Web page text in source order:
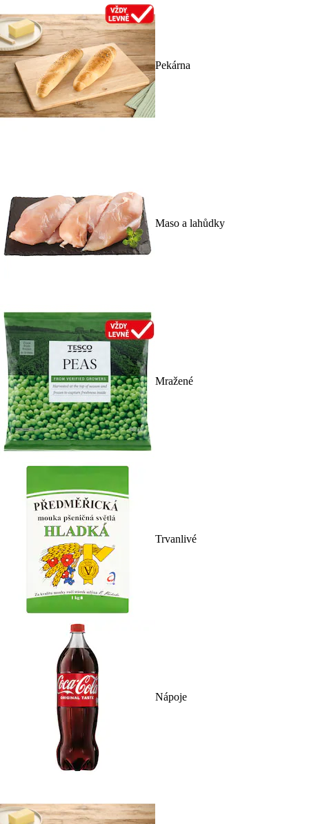
Pekárna
Maso a lahůdky
Mražené
Trvanlivé
Nápoje